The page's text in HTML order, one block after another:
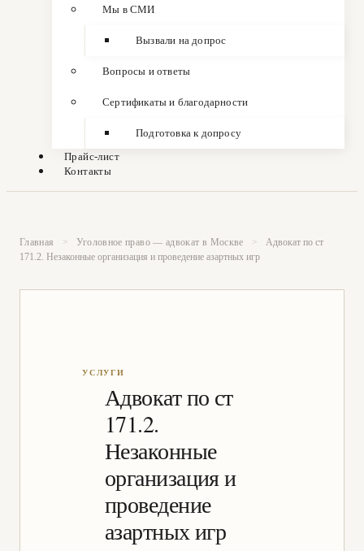
Мы в СМИ
Вызвали на допрос
Вопросы и ответы
Сертификаты и благодарности
Подготовка к допросу
Прайс-лист
Контакты
Главная > Уголовное право — адвокат в Москве >
Адвокат по ст
171.2. Незаконные организация и проведение азартных игр
Адвокат по ст
171.2.
Незаконные
организация и
проведение
азартных игр